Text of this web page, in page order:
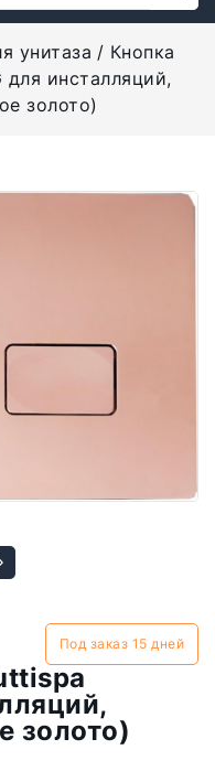
унитаза
Кнопка
инсталляций,
золото)
Под заказ 15 дней
золото)